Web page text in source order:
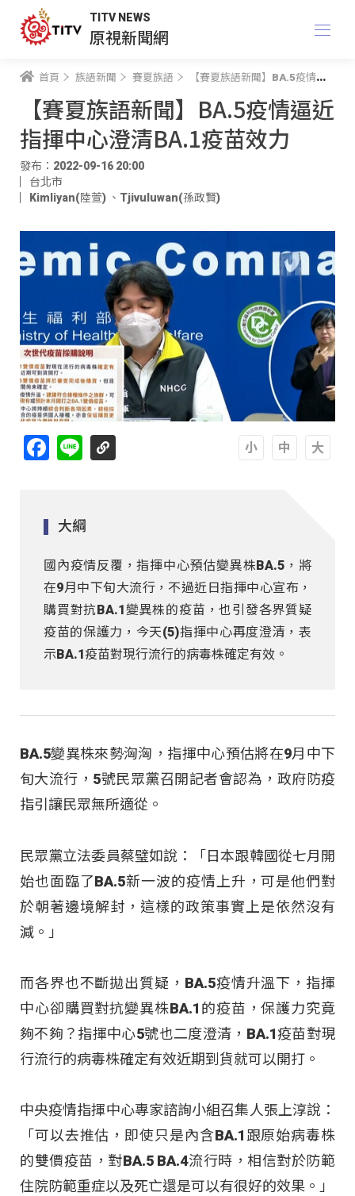
TITV NEWS
原視新聞網
首頁 族語新聞 賽夏族語 【賽夏族語新聞】BA.5疫情逼近 指揮中心澄清BA.1疫苗效力
【賽夏族語新聞】BA.5疫情逼近
指揮中心澄清BA.1疫苗效力
發布：2022-09-16 20:00
台北市
Kimliyan(陸萱) 、 Tjivuluwan(孫政賢)
Facebook
Line
大綱
國內疫情反覆，指揮中心預估變異株BA.5，將
在9月中下旬大流行，不過近日指揮中心宣布，
購買對抗BA.1變異株的疫苗，也引發各界質疑
疫苗的保護力，今天(5)指揮中心再度澄清，表
示BA.1疫苗對現行流行的病毒株確定有效。
BA.5變異株來勢洶洶，指揮中心預估將在9月中下
旬大流行，5號民眾黨召開記者會認為，政府防疫
指引讓民眾無所適從。
民眾黨立法委員蔡璧如說：「日本跟韓國從七月開
始也面臨了BA.5新一波的疫情上升，可是他們對
於朝著邊境解封，這樣的政策事實上是依然沒有
減。」
而各界也不斷拋出質疑，BA.5疫情升溫下，指揮
中心卻購買對抗變異株BA.1的疫苗，保護力究竟
夠不夠？指揮中心5號也二度澄清，BA.1疫苗對現
行流行的病毒株確定有效近期到貨就可以開打。
中央疫情指揮中心專家諮詢小組召集人張上淳說：
「可以去推估，即使只是內含BA.1跟原始病毒株
的雙價疫苗，對BA.5 BA.4流行時，相信對於防範
住院防範重症以及死亡還是可以有很好的效果。」